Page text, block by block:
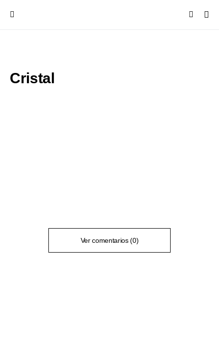
Cristal
Ver comentarios (0)